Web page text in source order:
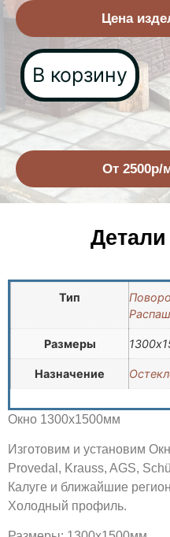
Цена
В корзину
От 2500р/
Тип
Размеры
Назначение
Окно 1300х1500мм
Изготовим и установим
Provedal, Krauss, AGS,
Калуге и ближайшие
Холодный профиль.